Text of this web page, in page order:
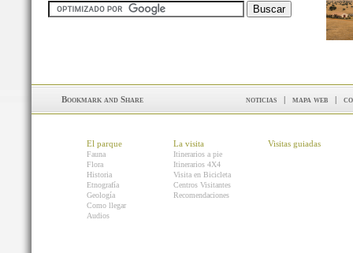
noticias | mapa web |
El parque
Fauna
Flora
Historia
Etnografía
Geología
Como llegar
Audios
La visita
Itinerarios a pie
Itinerarios 4X4
Visita en Bicicleta
Centros Visitantes
Recomendaciones
Visitas guiadas